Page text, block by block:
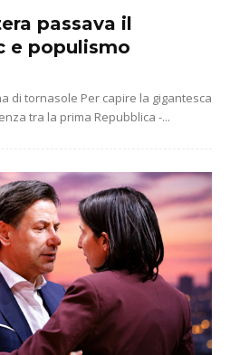
passava il
e populismo
di tornasole Per capire la gigantesca
tra la prima Repubblica -...